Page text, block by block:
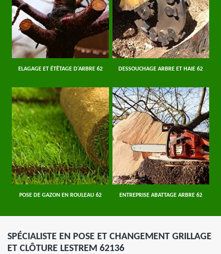
ELAGAGE ET ÉTÊTAGE D'ARBRE 62 DESSOUCHAGE ARBRE ET HAIE 62
POSE DE GAZON EN ROULEAU 62 ENTREPRISE ABATTAGE ARBRE 62
SPÉCIALISTE EN POSE ET CHANGEMENT GRILLAGE
ET CLÔTURE LESTREM 62136